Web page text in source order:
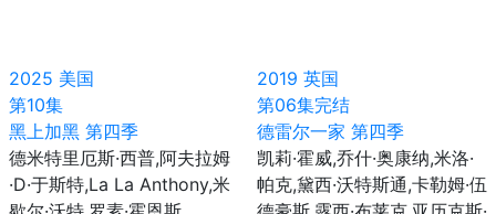
2025 美国
第10集
黑上加黑 第四季
德米特里厄斯·西普,阿夫拉姆
·D·于斯特,La La Anthony,米
2019 英国
第06集完结
德雷尔一家 第四季
凯莉·霍威,乔什·奥康纳,米洛·
帕克,黛西·沃特斯通,卡勒姆·伍